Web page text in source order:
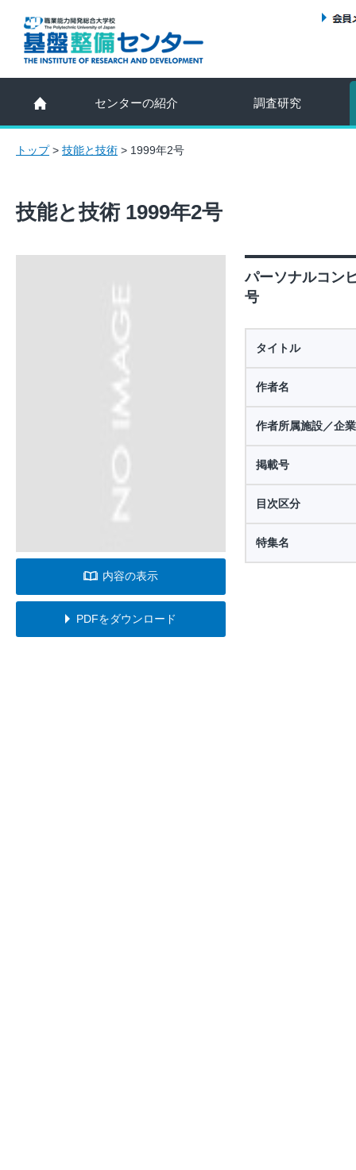
センターの紹介 調査研究
トップ> 技能と技術 > 1999年2号
技能と技術 1999年2号
内容の表示
PDFをダウンロード
パーソナルコン
号
タイトル
作者名
作者所属施設／企業
掲載号
目次区分
特集名